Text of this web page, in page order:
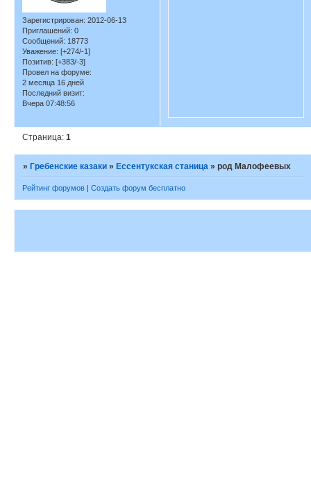
Зарегистрирован: 2012-06-13
Приглашений: 0
Сообщений: 18773
Уважение: [+274/-1]
Позитив: [+383/-3]
Провел на форуме:
2 месяца 16 дней
Последний визит:
Вчера 07:48:56
Страница:1
»Гребенские казаки »Ессентукская станица »род Малофеевых
Рейтинг форумов | Создать форум бесплатно